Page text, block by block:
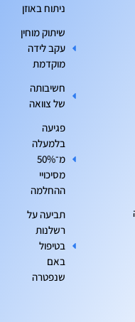
ניתוח באוזן
שיתוק מוחין
עקב לידה
מוקדמת
חשיבותה
של צוואה
פגיעה
בלמעלה
מ־50%
מסיכויי
ההחלמה
תביעה על
רשלנות
בטיפול
באם
שנפטרה